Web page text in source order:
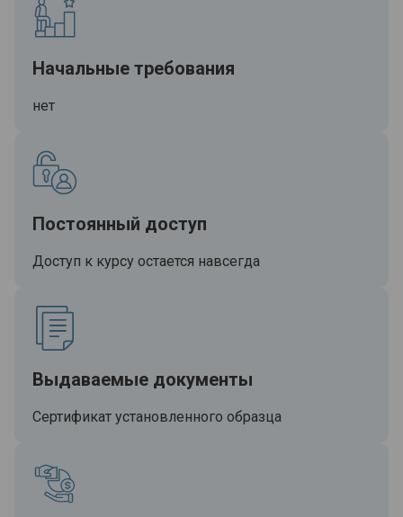
Начальные требования
нет
Постоянный доступ
Доступ к курсу остается навсегда
Выдаваемые документы
Сертификат установленного образца